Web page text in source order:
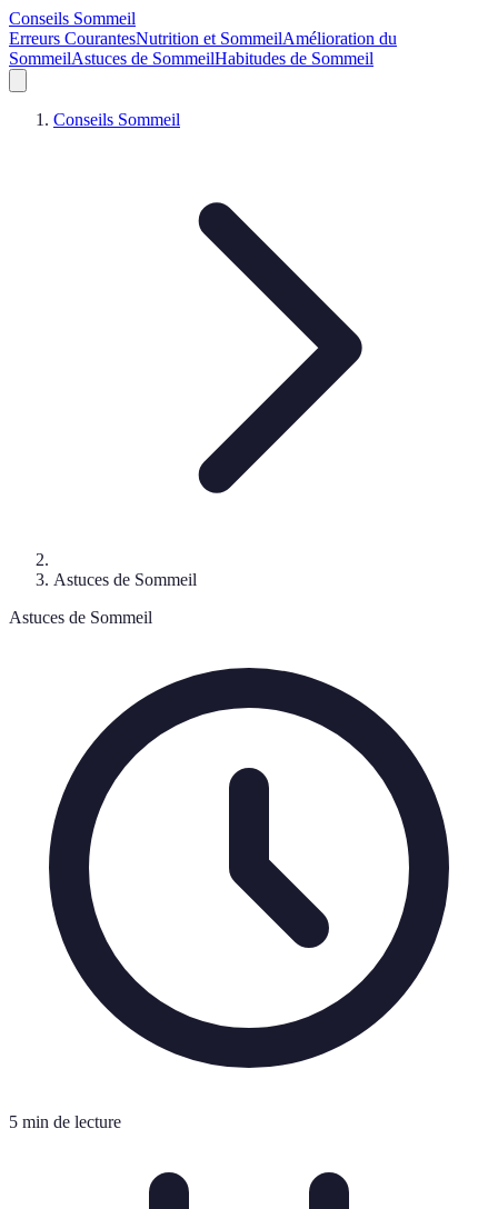
Conseils Sommeil
Erreurs CourantesNutrition et SommeilAmélioration du
SommeilAstuces de SommeilHabitudes de Sommeil
Conseils Sommeil
Astuces de Sommeil
Astuces de Sommeil
5 min de lecture